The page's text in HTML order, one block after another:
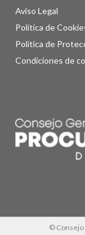
Aviso Legal
Política de
Política de
Condiciones de
© Consejo